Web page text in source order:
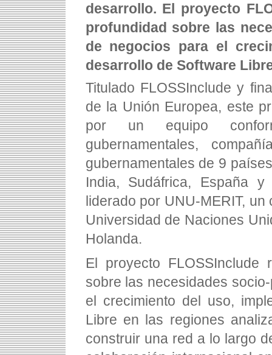
desarrollo. El proyecto
profundidad sobre las
de negocios para el
desarrollo de Software
Titulado FLOSSInclude y
de la Unión Europea, este
por un equipo
gubernamentales,
gubernamentales de 9
India, Sudáfrica, España
liderado por UNU-MERIT,
Universidad de Naciones
Holanda.
El proyecto FLOSSInclude
sobre las necesidades
el crecimiento del uso,
Libre en las regiones
construir una red a lo largo